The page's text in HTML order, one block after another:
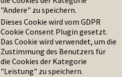
"Andere" zu speichern.
Dieses Cookie wird vom GDPR
Cookie Consent Plugin gesetzt.
Das Cookie wird verwendet, um die
Zustimmung des Benutzers für
die Cookies der Kategorie
"Leistung" zu speichern.